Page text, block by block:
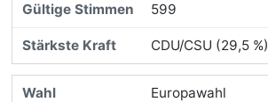
599
CDU/CSU (29,5 %)
Europawahl